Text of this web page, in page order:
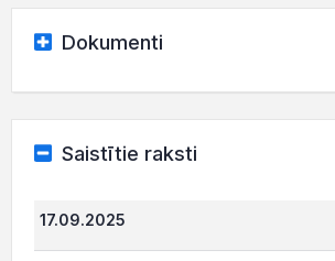
Dokumenti
Saistītie raksti
17.09.2025